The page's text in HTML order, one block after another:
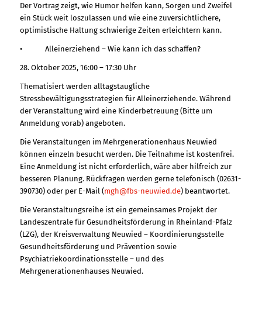
Der Vortrag zeigt, wie Humor helfen kann, Sorgen und Zweifel
ein Stück weit loszulassen und wie eine zuversichtlichere,
optimistische Haltung schwierige Zeiten erleichtern kann.
• Alleinerziehend – Wie kann ich das schaffen?
28. Oktober 2025, 16:00 – 17:30 Uhr
Thematisiert werden alltagstaugliche
Stressbewältigungsstrategien für Alleinerziehende. Während
der Veranstaltung wird eine Kinderbetreuung (Bitte um
Anmeldung vorab) angeboten.
Die Veranstaltungen im Mehrgenerationenhaus Neuwied
können einzeln besucht werden. Die Teilnahme ist kostenfrei.
Eine Anmeldung ist nicht erforderlich, wäre aber hilfreich zur
besseren Planung. Rückfragen werden gerne telefonisch (02631-
390730) oder per E-Mail (mgh@fbs-neuwied.de) beantwortet.
Die Veranstaltungsreihe ist ein gemeinsames Projekt der
Landeszentrale für Gesundheitsförderung in Rheinland-Pfalz
(LZG), der Kreisverwaltung Neuwied – Koordinierungsstelle
Gesundheitsförderung und Prävention sowie
Psychiatriekoordinationsstelle – und des
Mehrgenerationenhauses Neuwied.